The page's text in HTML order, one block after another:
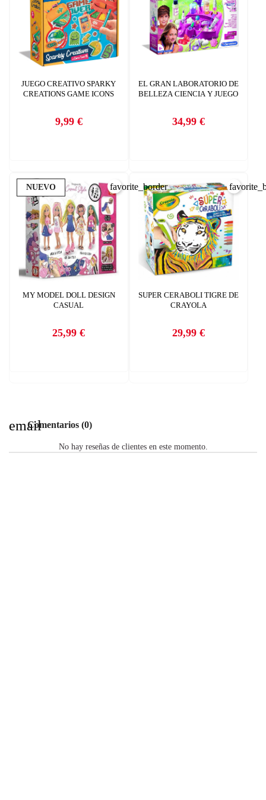
JUEGO CREATIVO SPARKY
CREATIONS GAME ICONS
Precio
9,99 €
EL GRAN LABORATORIO DE
BELLEZA CIENCIA Y JUEGO
Precio
34,99 €
MY MODEL DOLL DESIGN
CASUAL
Precio
25,99 €
NUEVO favorite_border
SUPER CERABOLI TIGRE DE
CRAYOLA
Precio
29,99 €
emailComentarios (0)
No hay reseñas de clientes en este momento.